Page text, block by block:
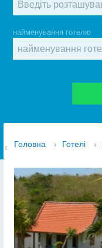
найменування готелю
Головна › Готелі ›